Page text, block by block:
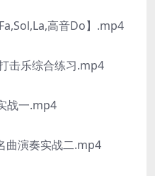
高音Do】.mp4
乐综合练习.mp4
战一.mp4
演奏实战二.mp4